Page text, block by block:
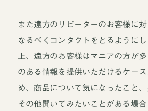
また遠方のリピーターのお客様に
なるべくコンタクトをとるように
上、遠方のお客様はマニアの方が
のある情報を提供いただけるケー
め、商品について気になったこと、
その他聞いてみたいことがある場